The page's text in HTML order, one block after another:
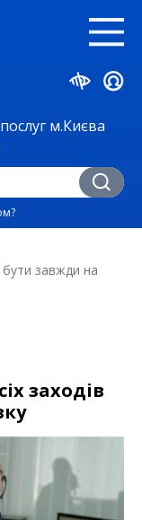
м.Києва
завжди на
заходів